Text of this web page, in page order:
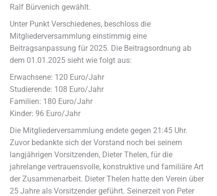
Ralf Bürvenich gewählt.
Unter Punkt Verschiedenes, beschloss die
Mitgliederversammlung einstimmig eine
Beitragsanpassung für 2025. Die Beitragsordnung ab
dem 01.01.2025 sieht wie folgt aus:
Erwachsene: 120 Euro/Jahr
Studierende: 108 Euro/Jahr
Familien: 180 Euro/Jahr
Kinder: 96 Euro/Jahr
Die Mitgliederversammlung endete gegen 21:45 Uhr.
Zuvor bedankte sich der Vorstand noch bei seinem
langjährigen Vorsitzenden, Dieter Thelen, für die
jahrelange vertrauensvolle, konstruktive und familiäre Art
der Zusammenarbeit. Dieter Thelen hatte den Verein über
25 Jahre als Vorsitzender geführt. Seinerzeit von Peter